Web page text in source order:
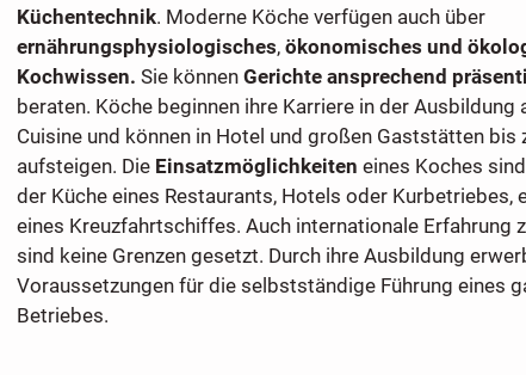
Küchentechnik. Moderne Köche verfügen auch über
ernährungsphysiologisches, ökonomisches und
Kochwissen. Sie können Gerichte ansprechend
beraten. Köche beginnen ihre Karriere in der Ausbildung
Cuisine und können in Hotel und großen Gaststätten bis
aufsteigen. Die Einsatzmöglichkeiten eines Koches sind
der Küche eines Restaurants, Hotels oder Kurbetriebes,
eines Kreuzfahrtschiffes. Auch internationale Erfahrung
sind keine Grenzen gesetzt. Durch ihre Ausbildung
Voraussetzungen für die selbstständige Führung eines
Betriebes.